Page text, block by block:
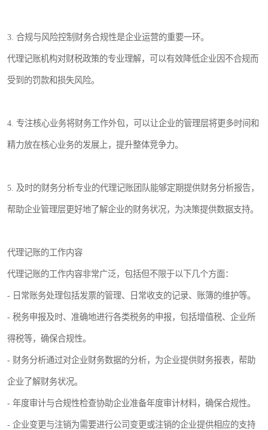
3. 合规与风险控制财务合规性是企业运营的重要一环。
代理记账机构对财税政策的专业理解，可以有效降低企业因不合规而
受到的罚款和损失风险。
4. 专注核心业务将财务工作外包，可以让企业的管理层将更多时间和
精力放在核心业务的发展上，提升整体竞争力。
5. 及时的财务分析专业的代理记账团队能够定期提供财务分析报告，
帮助企业管理层更好地了解企业的财务状况，为决策提供数据支持。
代理记账的工作内容
代理记账的工作内容非常广泛，包括但不限于以下几个方面：
- 日常账务处理包括发票的管理、日常收支的记录、账簿的维护等。
- 税务申报及时、准确地进行各类税务的申报，包括增值税、企业所
得税等，确保合规性。
- 财务分析通过对企业财务数据的分析，为企业提供财务报表，帮助
企业了解财务状况。
- 年度审计与合规性检查协助企业准备年度审计材料，确保合规性。
- 企业变更与注销为需要进行公司变更或注销的企业提供相应的支持